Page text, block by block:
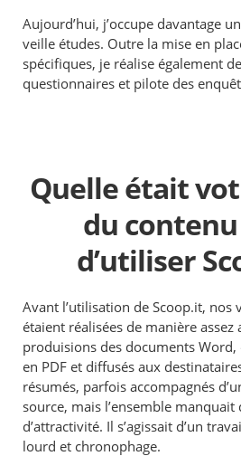
Aujourd’hui, j’occupe davantage
veille études. Outre la mise en
spécifiques, je réalise également
questionnaires et pilote des
Quelle était
du
d’utiliser
Avant l’utilisation de Scoop.it, nos
étaient réalisées de manière assez
produisions des documents
en PDF et diffusés aux
résumés, parfois accompagnés
source, mais l’ensemble
d’attractivité. Il s’agissait d’un
lourd et chronophage.